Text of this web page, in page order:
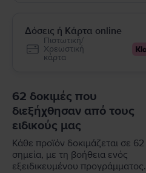
Δόσεις ή Κάρτα online
Πιστωτική/
Χρεωστική
κάρτα
62 δοκιμές που
διεξήχθησαν από τους
ειδικούς μας
Κάθε προϊόν δοκιμάζεται σε 62
σημεία, με τη βοήθεια ενός
εξειδικευμένου προγράμματος.